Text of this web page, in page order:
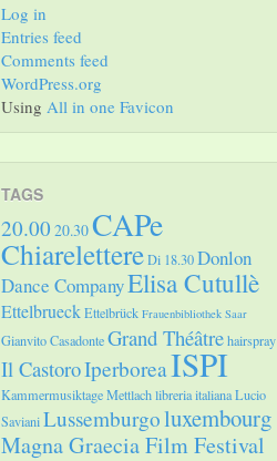
Log in
Entries feed
Comments feed
WordPress.org
Using All in one Favicon
TAGS
20.00 20.30CAPe
ChiarelettereDi 18.30Donlon
Dance CompanyElisa Cutullè
EttelbrueckEttelbrück Frauenbibliothek Saar
Gianvito CasadonteGrand Théâtrehairspray
Il CastoroIperboreaISPI
Kammermusiktage Mettlachlibreria italianaLucio
SavianiLussemburgoluxembourg
Magna Graecia Film Festival